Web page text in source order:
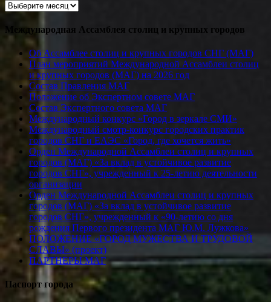
Международная Ассамблея столиц и крупных городов
Об Ассамблее столиц и крупных городов СНГ (МАГ)
План мероприятий Международной Ассамблеи столиц
и крупных городов (МАГ) на 2026 год
Состав Правления МАГ
Положение об Экспертном совете МАГ
Состав Экспертного совета МАГ
Международный конкурс «Город в зеркале СМИ»
Международный смотр-конкурс городских практик
городов СНГ и ЕАЭС «Город, где хочется жить»
Орден Международной Ассамблеи столиц и крупных
городов (МАГ) «За вклад в устойчивое развитие
городов СНГ», учрежденный к 25-летию деятельности
организации
Орден Международной Ассамблеи столиц и крупных
городов (МАГ) «За вклад в устойчивое развитие
городов СНГ», учрежденный к «90-летию со дня
рождения Первого президента МАГ Ю.М. Лужкова»
ПОЛОЖЕНИЕ «ГОРОД МУЖЕСТВА И ТРУДОВОЙ
СЛАВЫ» (проект)
ПАРТНЕРЫ МАГ
Паспорт города